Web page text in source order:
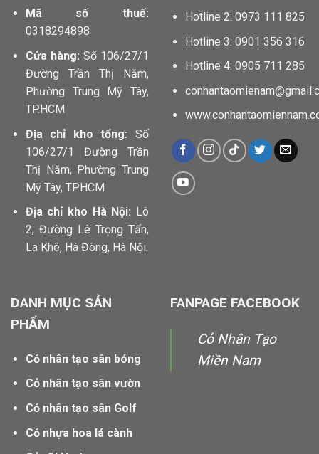
Mã số thuế:
0318294898
Cửa hàng: Số 106/27/1
Đường Trần Thị Năm,
Phường Trung Mỹ Tây,
TP.HCM
Địa chỉ kho tổng: Số
106/27/1 Đường Trần
Thị Năm, Phường Trung
Mỹ Tây, TP.HCM
Địa chỉ kho Hà Nội: Lô
2, Đường Lê Trọng Tấn,
La Khê, Hà Đông, Hà Nội.
Hotline 2: 0973 111 825
Hotline 3: 0901 356 316
Hotline 4: 0905 711 285
DANH MỤC SẢN
PHẨM
Cỏ nhân tạo sân bóng
Cỏ nhân tạo sân vườn
Cỏ nhân tạo sân Golf
Cỏ nhựa hoa lá cành
FANPAGE FACEBOOK
Cỏ Nhân Tạo
Miền Nam